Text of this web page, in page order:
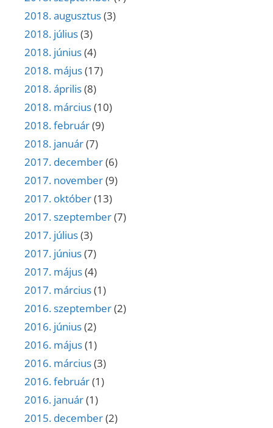
2018. augusztus(3)
2018. július(3)
2018. június(4)
2018. május(17)
2018. április(8)
2018. március(10)
2018. február(9)
2018. január(7)
2017. december(6)
2017. november(9)
2017. október(13)
2017. szeptember(7)
2017. július(3)
2017. június(7)
2017. május(4)
2017. március(1)
2016. szeptember(2)
2016. június(2)
2016. május(1)
2016. március(3)
2016. február(1)
2016. január(1)
2015. december(2)